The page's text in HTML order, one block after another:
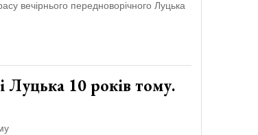
вечірнього передноворічного Луцька
Луцька 10 років тому.